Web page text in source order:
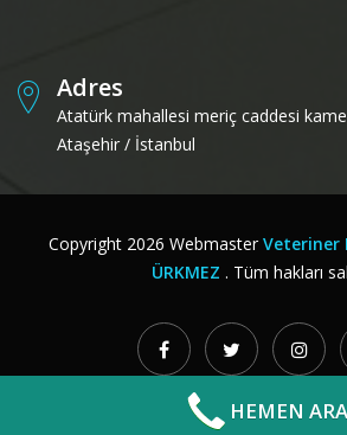
HEMEN ARA
Adres
Atatürk mahallesi meriç caddesi
Ataşehir / İstanbul
Copyright 2026 Webmaster Veteriner
ÜRKMEZ . Tüm hakları